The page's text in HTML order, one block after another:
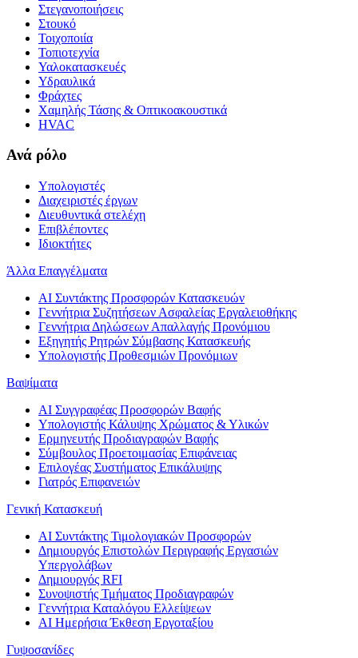
Στεγανοποιήσεις
Στουκό
Τοιχοποιία
Τοπιοτεχνία
Υαλοκατασκευές
Υδραυλικά
Φράχτες
Χαμηλής Τάσης & Οπτικοακουστικά
HVAC
Ανά ρόλο
Υπολογιστές
Διαχειριστές έργων
Διευθυντικά στελέχη
Επιβλέποντες
Ιδιοκτήτες
Άλλα Επαγγέλματα
AI Συντάκτης Προσφορών Κατασκευών
Γεννήτρια Συζητήσεων Ασφαλείας Εργαλειοθήκης
Γεννήτρια Δηλώσεων Απαλλαγής Προνόμιου
Εξηγητής Ρητρών Σύμβασης Κατασκευής
Υπολογιστής Προθεσμιών Προνόμιων
Βαψίματα
AI Συγγραφέας Προσφορών Βαφής
Υπολογιστής Κάλυψης Χρώματος & Υλικών
Ερμηνευτής Προδιαγραφών Βαφής
Σύμβουλος Προετοιμασίας Επιφάνειας
Επιλογέας Συστήματος Επικάλυψης
Γιατρός Επιφανειών
Γενική Κατασκευή
AI Συντάκτης Τιμολογιακών Προσφορών
Δημιουργός Επιστολών Περιγραφής Εργασιών
Υπεργολάβων
Δημιουργός RFI
Συνοψιστής Τμήματος Προδιαγραφών
Γεννήτρια Καταλόγου Ελλείψεων
AI Ημερήσια Έκθεση Εργοταξίου
Γυψοσανίδες